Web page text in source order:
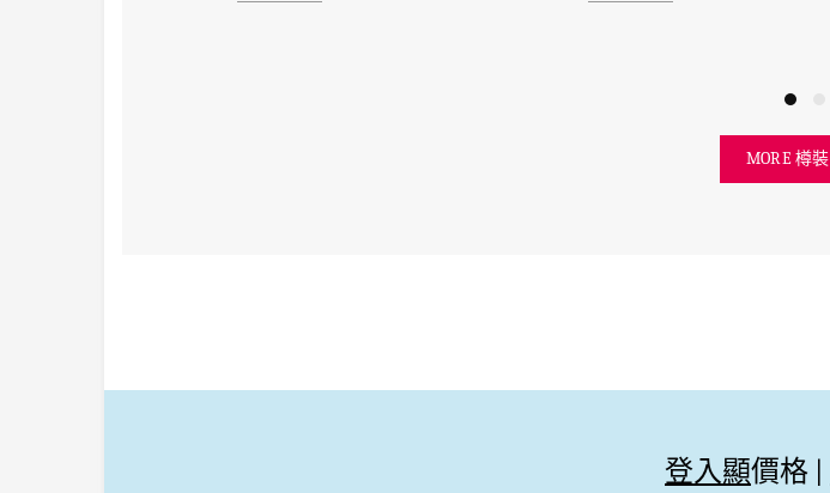
MORE 樽
登入顯價格 |